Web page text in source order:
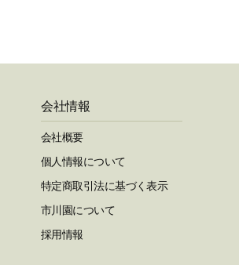
会社情報
会社概要
個人情報について
特定商取引法に基づく表示
市川園について
採用情報